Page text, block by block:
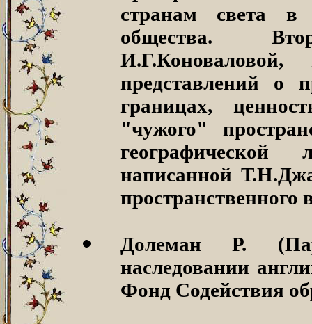
странам света
общества.
представлений о
границах,
"чужого"
написанной
пространственного
Долеман Р.
наследовании
Фонд Содействия